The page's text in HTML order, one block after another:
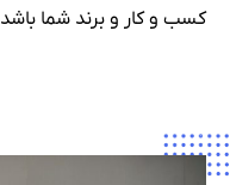
کسب و کار و برند شما باشد